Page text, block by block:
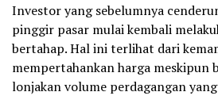
Investor yang sebelumnya
pinggir pasar mulai kembali
bertahap. Hal ini terlihat dari
mempertahankan harga meskipun
lonjakan volume perdagangan